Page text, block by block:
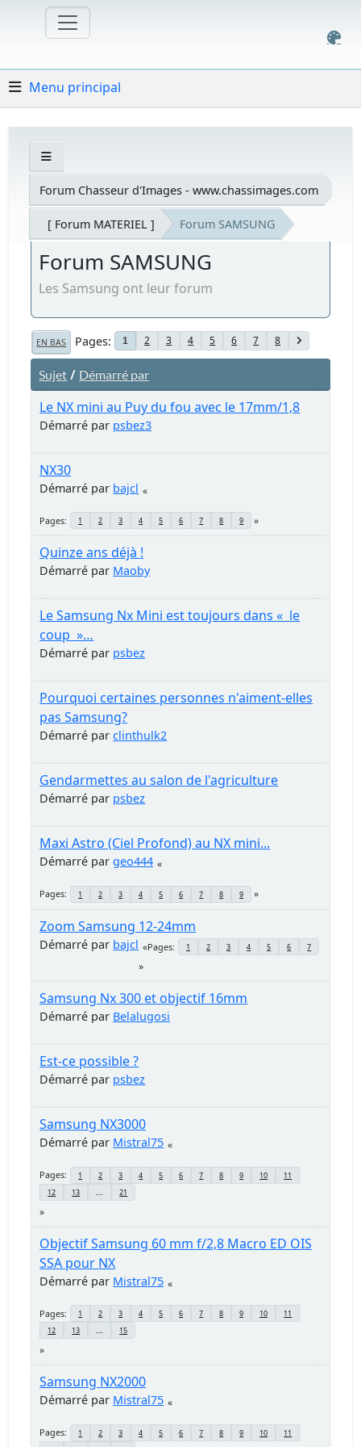
Menu principal
Forum Chasseur d'Images - www.chassimages.com
[ Forum MATERIEL ] Forum SAMSUNG
Forum SAMSUNG
Les Samsung ont leur forum
EN BAS Pages 1 2 3 4 5 6 7 8
Sujet / Démarré par
Le NX mini au Puy du fou avec le 17mm/1,8
Démarré par psbez3
NX30
Démarré par bajcl
Pages 1 2 3 4 5 6 7 8 9
Quinze ans déjà !
Démarré par Maoby
Le Samsung Nx Mini est toujours dans « le
coup »…
Démarré par psbez
Pourquoi certaines personnes n'aiment-elles
pas Samsung?
Démarré parclinthulk2
Gendarmettes au salon de l'agriculture
Démarré par psbez
Maxi Astro (Ciel Profond) au NX mini...
Démarré pargeo444
Pages 1 2 3 4 5 6 7 8 9
Zoom Samsung 12-24mm
Démarré par bajcl Pages 1 2 3 4 5 6 7
Samsung Nx 300 et objectif 16mm
Démarré par Belalugosi
Est-ce possible ?
Démarré par psbez
Samsung NX3000
Démarré par Mistral75
Pages 1 2 3 4 5 6 7 8 9 10
11
12
13 21
Objectif Samsung 60 mm f/2,8 Macro ED OIS
SSA pour NX
Démarré par Mistral75
Pages 1 2 3 4 5 6 7 8 9 10
11
12
13 ... 15
Samsung NX2000
Démarré par Mistral75
Pages 1 2 3 4 5 6 7 8 9 10
11